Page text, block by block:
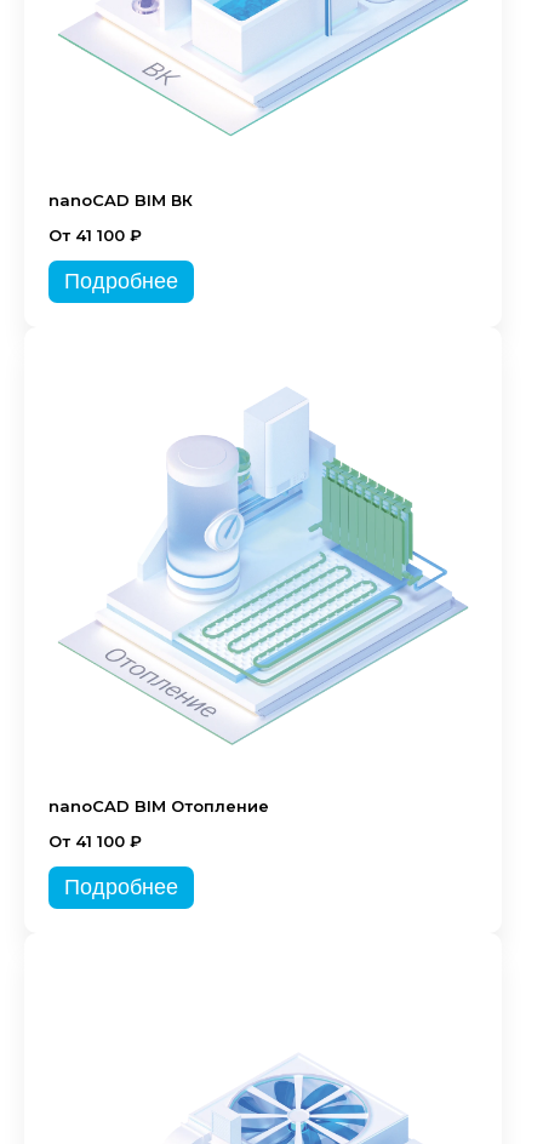
nanoCAD BIM ВК
От 41 100 ₽
Подробнее
nanoCAD BIM Отопление
От 41 100 ₽
Подробнее